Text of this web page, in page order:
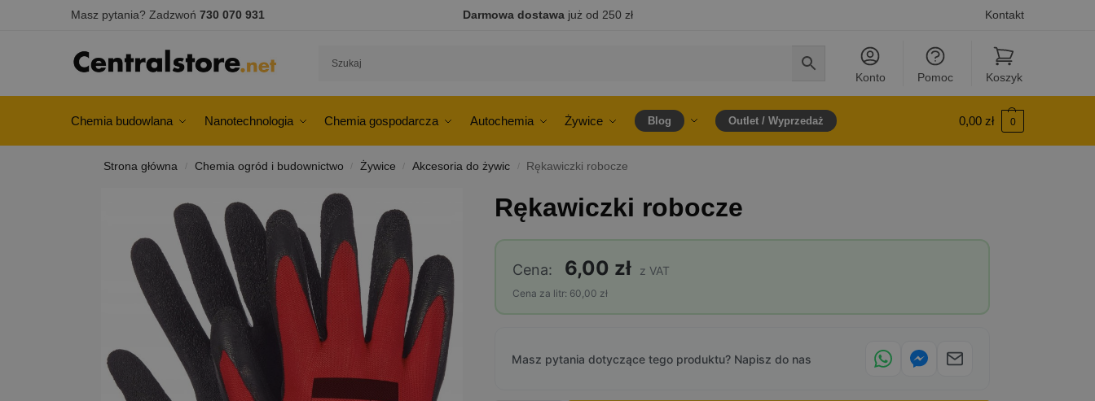
Masz pytania? Zadzwoń 730 070 931 Darmowa dostawajuż od 250 zł Kontakt
Konto Pomoc Koszyk
Chemia budowlana Nanotechnologia Chemia gospodarcza Autochemia Żywice Blog Outlet / Wyprzedaż 0,00 zł 0
Strona główna / Chemia ogród i budownictwo / Żywice / Akcesoria do żywic / Rękawiczki robocze
Rękawiczki robocze
Cena: 6,00 zł z VAT
Cena za litr: 60,00 zł
Masz pytania dotyczące tego produktu? Napisz do nas